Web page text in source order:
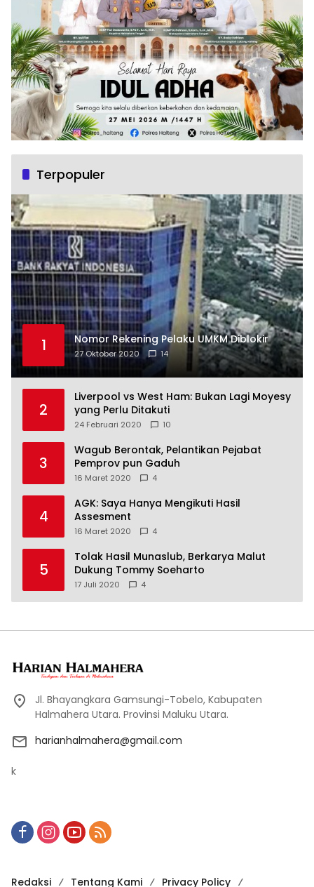
Terpopuler
1 Nomor Rekening Pelaku UMKM Diblokir
27 Oktober 2020 14
2
Liverpool vs West Ham: Bukan Lagi Moyesy
yang Perlu Ditakuti
24 Februari 2020 10
3
Wagub Berontak, Pelantikan Pejabat
Pemprov pun Gaduh
16 Maret 2020 4
4
AGK: Saya Hanya Mengikuti Hasil
Assesment
16 Maret 2020 4
5
Tolak Hasil Munaslub, Berkarya Malut
Dukung Tommy Soeharto
17 Juli 2020 4
Jl. Bhayangkara Gamsungi-Tobelo, Kabupaten
Halmahera Utara. Provinsi Maluku Utara.
harianhalmahera@gmail.com
k
Redaksi Tentang Kami Privacy Policy